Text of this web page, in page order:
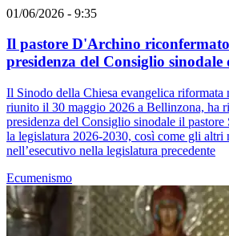
01/06/2026 - 9:35
Il pastore D'Archino
presidenza del Consiglio
Il Sinodo della Chiesa evangelica
riunito il 30 maggio 2026 a Bellinzona, ha
presidenza del Consiglio sinodale il
la legislatura 2026-2030, così come gli altri
nell’esecutivo nella legislatura precedente
Ecumenismo